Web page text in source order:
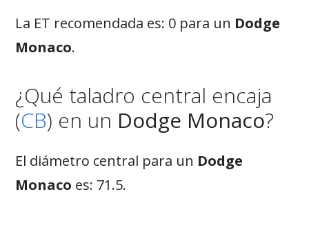
La ET recomendada es: 0 para un Dodge
Monaco.
¿Qué taladro central encaja
(CB) en un Dodge Monaco?
El diámetro central para un Dodge
Monaco es: 71.5.